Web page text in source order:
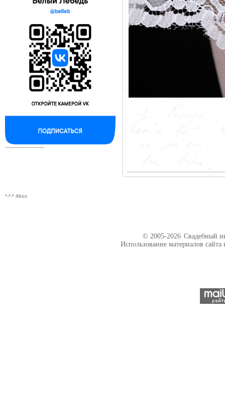
--------------------------
*-*-* 4box
© 2005-2026 Свадебный
Использование материалов